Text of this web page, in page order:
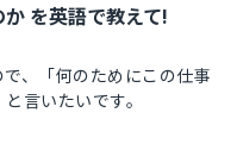
を英語で教えて!
、「何のためにこの仕事
言いたいです。